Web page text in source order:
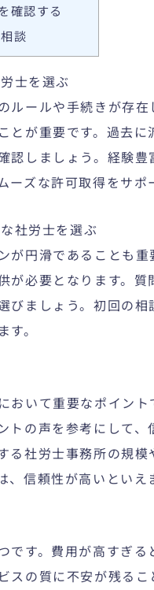
確認する
談
士を選ぶ
ルールや手続きが存
とが重要です。過去
認しましょう。経験
ズな許可取得をサポ
社労士を選ぶ
が円滑であることも
が必要となります。
びましょう。初回の
。
おいて重要なポイン
トの声を参考にして
る社労士事務所の規
信頼性が高いといえ
です。費用が高すぎる
スの質に不安が残る